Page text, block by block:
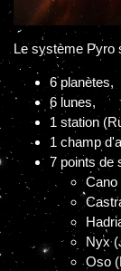
Le système Pyro
6 planètes,
6 lunes,
1 station
1 champ
7 points de
Cano
Nyx
Oso